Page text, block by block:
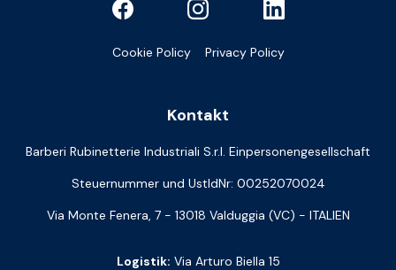
Cookie Policy Privacy Policy
Kontakt
Barberi Rubinetterie Industriali S.r.l. Einpersonengesellschaft
Steuernummer und UstIdNr: 00252070024
Via Monte Fenera, 7 - 13018 Valduggia (VC) - ITALIEN
Logistik: Via Arturo Biella 15